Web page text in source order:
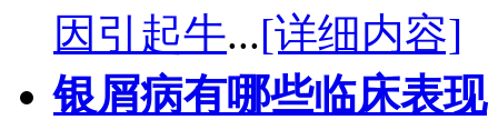
因引起牛...[详细内容]
银屑病有哪些临床表现